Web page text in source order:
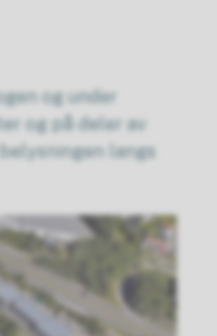
og under
og på deler av
langs